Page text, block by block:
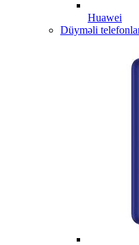
Huawei
Düyməli